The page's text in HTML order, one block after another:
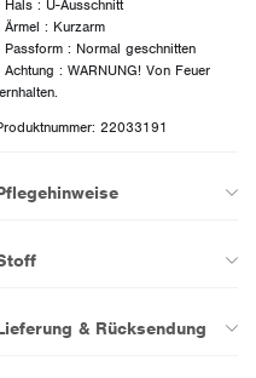
Hals : U-Ausschnitt
Ärmel : Kurzarm
Passform : Normal geschnitten
Achtung : WARNUNG! Von Feuer
22033191
& Rücksendung